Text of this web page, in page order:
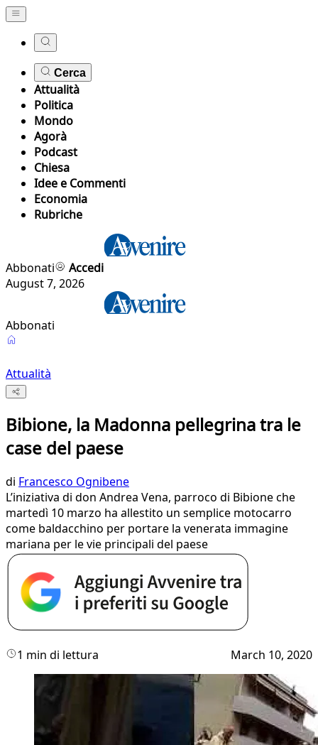
Cerca
Attualità
Politica
Mondo
Agorà
Podcast
Chiesa
Idee e Commenti
Economia
Rubriche
Abbonati
Accedi
August 7, 2026
Abbonati
Attualità
Bibione, la Madonna pellegrina tra le
case del paese
di Francesco Ognibene
L’iniziativa di don Andrea Vena, parroco di Bibione che
martedì 10 marzo ha allestito un semplice motocarro
come baldacchino per portare la venerata immagine
mariana per le vie principali del paese
1 min di lettura March 10, 2020